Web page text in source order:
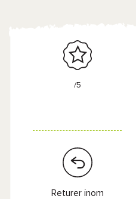
/5
Returer inom